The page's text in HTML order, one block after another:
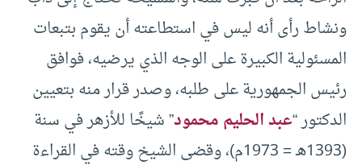
ونشاط رأى أنه ليس في استطاعته أن يقوم بتبعات
المسئولية الكبيرة على الوجه الذي يرضيه، فوافق
رئيس الجمهورية على طلبه، وصدر قرار منه بتعيين
الدكتور “عبد الحليم محمود” شيخًا للأزهر في سنة
(1393هـ = 1973م)، وقضى الشيخ وقته في القراءة